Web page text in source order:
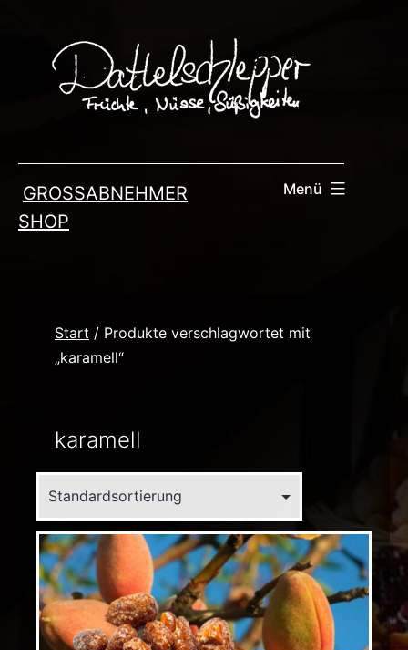
springen
GROSSABNEHMER
SHOP
Menü
Start / Produkte verschlagwortet mit
„karamell“
karamell